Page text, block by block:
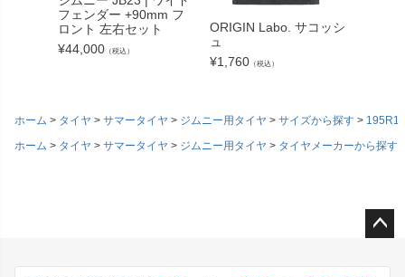
フェンダー +90mm フ
ロント 左右セット
¥44,000 （税込）
ORIGIN Labo. サコッシ
ュ
¥1,760 （税込）
ホーム タイヤ サマータイヤ ジムニー用タイヤ サイズから探す
ホーム
タイヤ サマータイヤ ジムニー用タイヤ タイヤメーカーから探す
ジト